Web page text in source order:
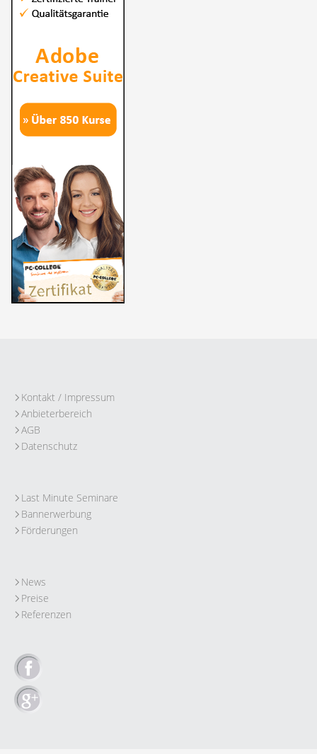
Kontakt / Impressum
Anbieterbereich
AGB
Datenschutz
Last Minute Seminare
Bannerwerbung
Förderungen
News
Preise
Referenzen